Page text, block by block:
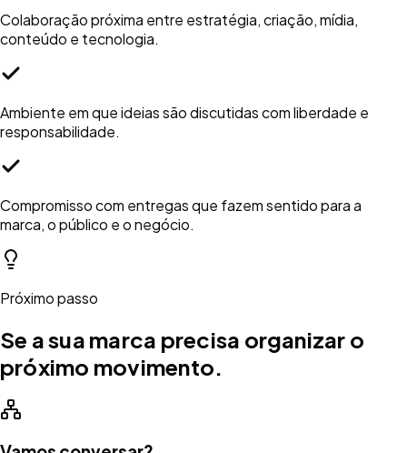
Colaboração próxima entre estratégia, criação, mídia,
conteúdo e tecnologia.
Ambiente em que ideias são discutidas com liberdade e
responsabilidade.
Compromisso com entregas que fazem sentido para a
marca, o público e o negócio.
Próximo passo
Se a sua marca precisa organizar o
próximo movimento.